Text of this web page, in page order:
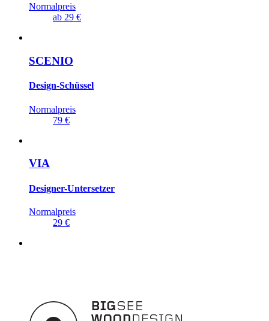
Normalpreis
ab 29 €
SCENIO
Design-Schüssel
Normalpreis
79 €
VIA
Designer-Untersetzer
Normalpreis
29 €